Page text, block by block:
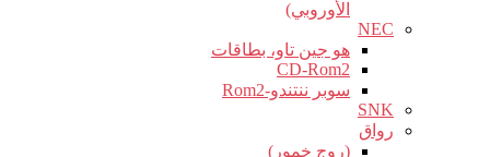
الأوروبي)
NEC
هو جين تاو، بطاقات
CD-Rom2
سوبر ننتندو-Rom2
SNK
رواق
(روج خمور)